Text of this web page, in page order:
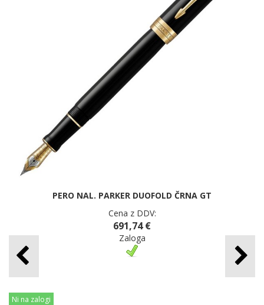
PERO NAL. PARKER DUOFOLD ČRNA GT
Cena z DDV:
691,74 €
Zaloga
Ni na zalogi